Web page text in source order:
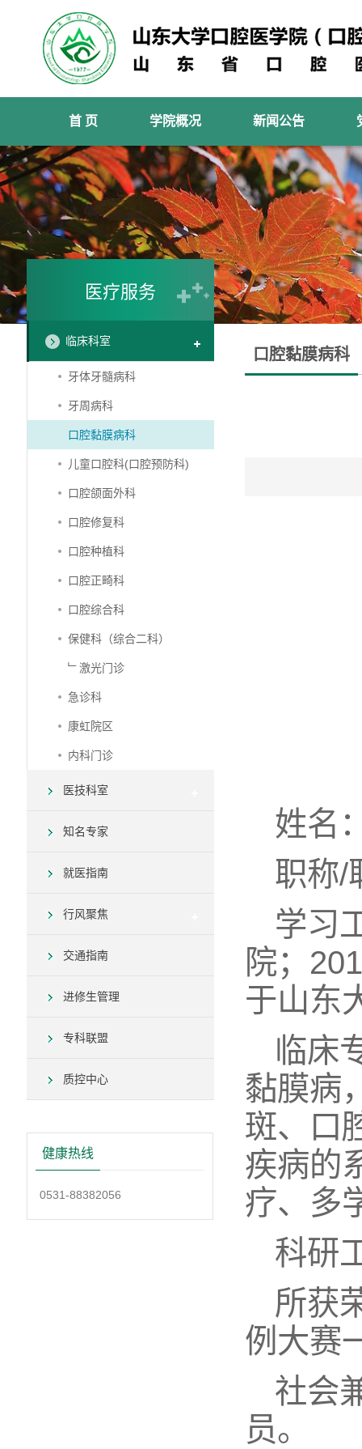
首 页 学院概况 新闻公告
医疗服务
临床科室
牙体牙髓病科
牙周病科
口腔黏膜病科
儿童口腔科(口腔预防科)
口腔颌面外科
口腔修复科
口腔种植科
口腔正畸科
口腔综合科
保健科（综合二科）
﹂激光门诊
急诊科
康虹院区
内科门诊
医技科室
知名专家
就医指南
行风聚焦
交通指南
进修生管理
专科联盟
质控中心
健康热线
0531-88382056
口腔黏膜病科
姓名
职称/
学习
院；
于山东
临床
黏膜病
斑、口
疾病的
疗、多
科研
所获
例大赛
社会
员。